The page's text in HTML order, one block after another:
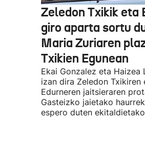
Zeledon Txikik eta
giro aparta sortu
Maria Zuriaren
Txikien Egunean
Ekai Gonzalez eta Haizea
izan dira Zeledon Txikiren
Edurneren jaitsieraren
Gasteizko jaietako
espero duten